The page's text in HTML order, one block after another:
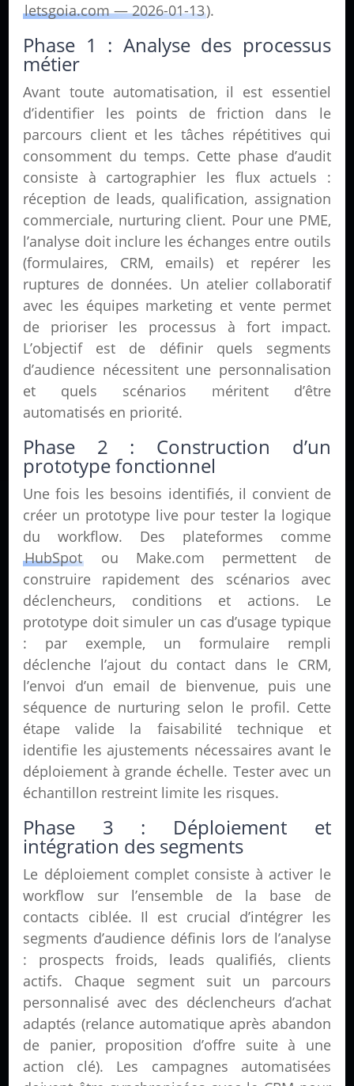
letsgoia.com — 2026-01-13).
Phase 1 : Analyse des processus
métier
Avant toute automatisation, il est essentiel
d’identifier les points de friction dans le
parcours client et les tâches répétitives qui
consomment du temps. Cette phase d’audit
consiste à cartographier les flux actuels :
réception de leads, qualification, assignation
commerciale, nurturing client. Pour une PME,
l’analyse doit inclure les échanges entre outils
(formulaires, CRM, emails) et repérer les
ruptures de données. Un atelier collaboratif
avec les équipes marketing et vente permet
de prioriser les processus à fort impact.
L’objectif est de définir quels segments
d’audience nécessitent une personnalisation
et quels scénarios méritent d’être
automatisés en priorité.
Phase 2 : Construction d’un
prototype fonctionnel
Une fois les besoins identifiés, il convient de
créer un prototype live pour tester la logique
du workflow. Des plateformes comme
HubSpotou Make.com permettent de
construire rapidement des scénarios avec
déclencheurs, conditions et actions. Le
prototype doit simuler un cas d’usage typique
: par exemple, un formulaire rempli
déclenche l’ajout du contact dans le CRM,
l’envoi d’un email de bienvenue, puis une
séquence de nurturing selon le profil. Cette
étape valide la faisabilité technique et
identifie les ajustements nécessaires avant le
déploiement à grande échelle. Tester avec un
échantillon restreint limite les risques.
Phase 3 : Déploiement et
intégration des segments
Le déploiement complet consiste à activer le
workflow sur l’ensemble de la base de
contacts ciblée. Il est crucial d’intégrer les
segments d’audience définis lors de l’analyse
: prospects froids, leads qualifiés, clients
actifs. Chaque segment suit un parcours
personnalisé avec des déclencheurs d’achat
adaptés (relance automatique après abandon
de panier, proposition d’offre suite à une
action clé). Les campagnes automatisées